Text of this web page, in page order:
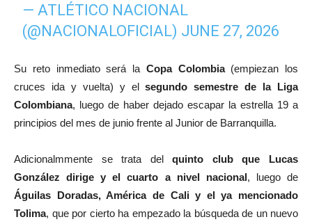
— ATLÉTICO NACIONAL
(@NACIONALOFICIAL) JUNE 27, 2026
Su reto inmediato será la Copa Colombia(empiezan los
cruces ida y vuelta) y elsegundo semestre de la Liga
Colombiana, luego de haber dejado escapar la estrella 19 a
principios del mes de junio frente al Junior de Barranquilla.
Adicionalmmente se trata delquinto club que Lucas
González dirige y el cuarto a nivel nacional, luego de
Águilas Doradas, América de Cali y el ya mencionado
Tolima, que por cierto ha empezado la búsqueda de un nuevo